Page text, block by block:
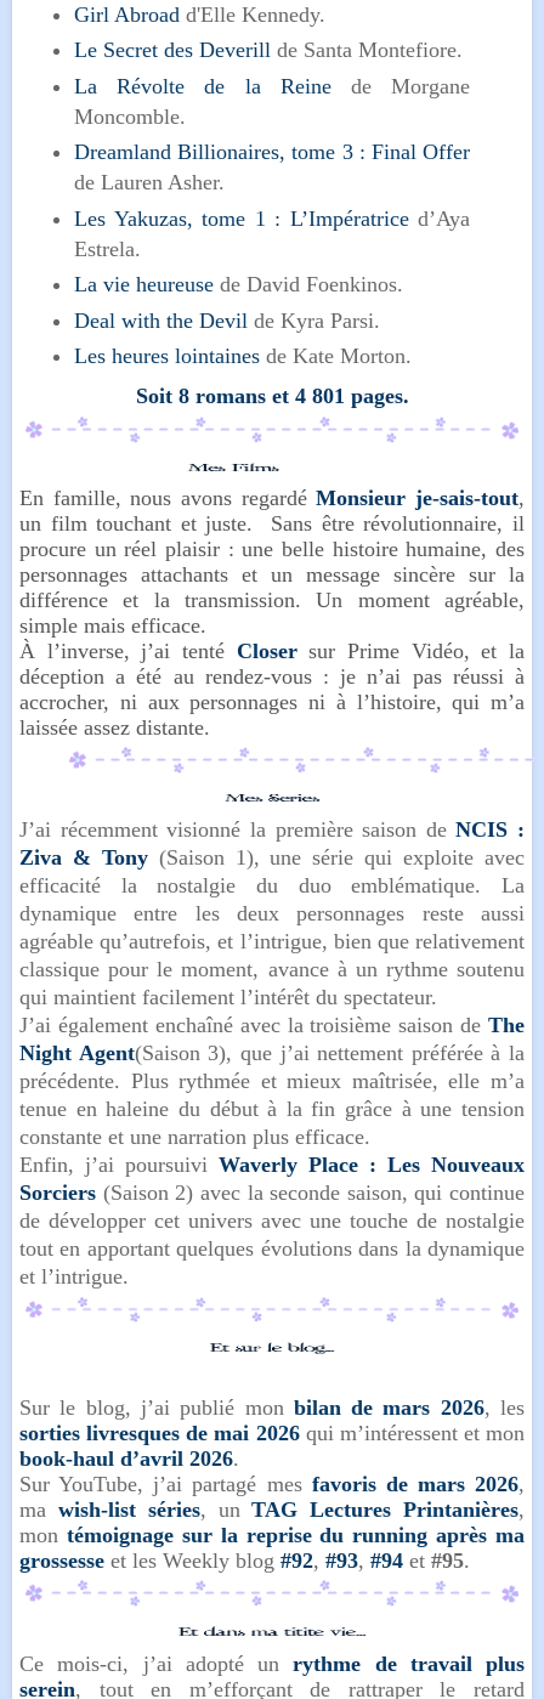
Girl Abroad d'Elle Kennedy.
Le Secret des Deverill de Santa Montefiore.
La Révolte de la Reinede Morgane
Moncomble.
Dreamland Billionaires, tome 3 : Final Offer
de Lauren Asher.
Les Yakuzas, tome 1 : L’Impératriced’Aya
Estrela.
La vie heureuse de David Foenkinos.
Deal with the Devil de Kyra Parsi.
Les heures lointaines de Kate Morton.
Soit 8 romans et 4 801 pages.
En famille, nous avons regardéMonsieur je-sais-tout,
un film touchant et juste. Sans être révolutionnaire, il
procure un réel plaisir : une belle histoire humaine, des
personnages attachants et un message sincère sur la
différence et la transmission. Un moment agréable,
simple mais efficace.
À l’inverse, j’ai tenté Closersur Prime Vidéo, et la
déception a été au rendez-vous : je n’ai pas réussi à
accrocher, ni aux personnages ni à l’histoire, qui m’a
laissée assez distante.
J’ai récemment visionné la première saison deNCIS :
Ziva & Tony(Saison 1), une série qui exploite avec
efficacité la nostalgie du duo emblématique. La
dynamique entre les deux personnages reste aussi
agréable qu’autrefois, et l’intrigue, bien que relativement
classique pour le moment, avance à un rythme soutenu
qui maintient facilement l’intérêt du spectateur.
J’ai également enchaîné avec la troisième saison de The
Night Agent(Saison 3), que j’ai nettement préférée à la
précédente. Plus rythmée et mieux maîtrisée, elle m’a
tenue en haleine du début à la fin grâce à une tension
constante et une narration plus efficace.
Enfin, j’ai poursuivi Waverly Place : Les Nouveaux
Sorciers (Saison 2) avec la seconde saison, qui continue
de développer cet univers avec une touche de nostalgie
tout en apportant quelques évolutions dans la dynamique
et l’intrigue.
Sur le blog, j’ai publié mon bilan de mars 2026, les
sorties livresques de mai 2026qui m’intéressent et mon
book-haul d’avril 2026.
Sur YouTube, j’ai partagé mes favoris de mars 2026,
ma wish-list séries, unTAG Lectures Printanières,
mon témoignage sur la reprise du running après ma
grossesse et les Weekly blog #92, #93, #94 et #95.
Ce mois-ci, j’ai adopté unrythme de travail plus
serein, tout en m’efforçant de rattraper le retard